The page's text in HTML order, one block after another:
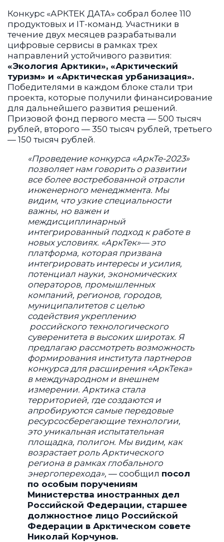
Конкурс «АРКТЕК ДАТА» собрал более 110
продуктовых и IT-команд. Участники в
течение двух месяцев разрабатывали
цифровые сервисы в рамках трех
направлений устойчивого развития:
«Экология Арктики», «Арктический
туризм» и «Арктическая урбанизация».
Победителями в каждом блоке стали три
проекта, которые получили финансирование
для дальнейшего развития решений.
Призовой фонд первого места — 500 тысяч
рублей, второго — 350 тысяч рублей, третьего
— 150 тысяч рублей.
«Проведение конкурса «АркТе-2023»
позволяет нам говорить о развитии
все более востребованной отрасли
инженерного менеджмента. Мы
видим, что узкие специальности
важны, но важен и
междисциплинарный
интегрированный подход к работе в
новых условиях. «АркТек»— это
платформа, которая призвана
интегрировать интересы и усилия,
потенциал науки, экономических
операторов, промышленных
компаний, регионов, городов,
муниципалитетов с целью
содействия укреплению
российского технологического
суверенитета в высоких широтах. Я
предлагаю рассмотреть возможность
формирования института партнеров
конкурса для расширения «АркТека»
в международном и внешнем
измерении. Арктика стала
территорией, где создаются и
апробируются самые передовые
ресурсосберегающие технологии,
это уникальная испытательная
площадка, полигон. Мы видим, как
возрастает роль Арктического
региона в рамках глобального
энергоперехода», — сообщил посол
по особым поручениям
Министерства иностранных дел
Российской Федерации, старшее
должностное лицо Российской
Федерации в Арктическом совете
Николай Корчунов.